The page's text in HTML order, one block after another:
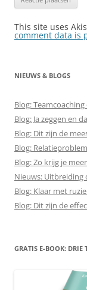
This site uses
comment data is
NIEUWS & BLOGS
Blog:
Blog: Ja zeggen en
Blog: Dit zijn de
Blog:
Blog: Zo krijg je
Nieuws: Uitbreiding
Blog: Klaar met
Blog: Dit zijn de
GRATIS E-BOOK: DRIE